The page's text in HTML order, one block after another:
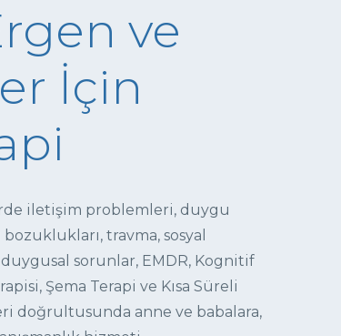
ve
İçin
iletişim problemleri, duygu
travma, sosyal
sorunlar, EMDR, Kognitif
Şema Terapi ve Kısa Süreli
doğrultusunda anne ve babalara,